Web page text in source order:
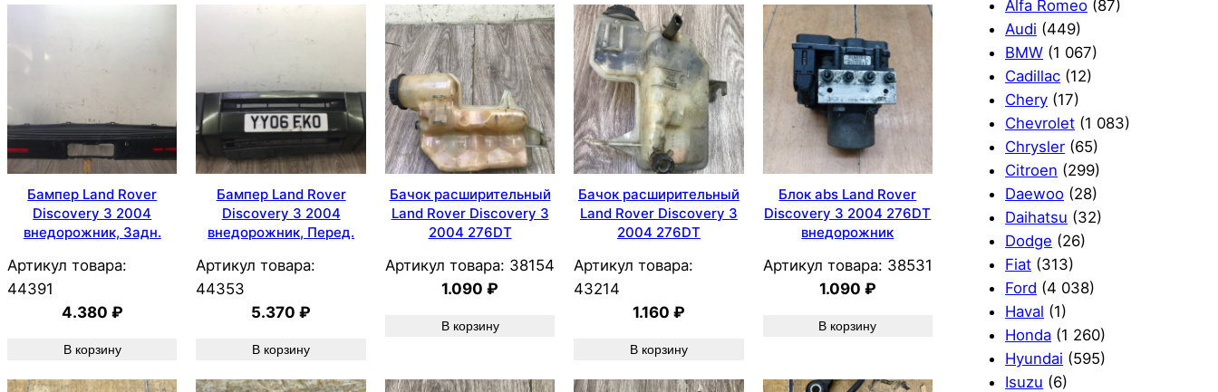
Бампер Land Rover
Discovery 3 2004
внедорожник, Задн.
Артикул товара:
44391
4.380 ₽
В корзину
Бампер Land Rover
Discovery 3 2004
внедорожник, Перед.
Артикул товара:
44353
5.370₽
В корзину
Бачок расширительный
Land Rover Discovery 3
2004 276DT
Артикул товара: 38154
1.090₽
В корзину
Бачок расширительный
Land Rover Discovery 3
2004 276DT
Артикул товара:
43214
1.160 ₽
В корзину
Блок abs Land Rover
Discovery 3 2004 276DT
внедорожник
Артикул товара: 38531
1.090 ₽
В корзину
Alfa Romeo (87)
Audi (449)
BMW (1 067)
Cadillac (12)
Chery (17)
Chevrolet (1 083)
Chrysler (65)
Citroen (299)
Daewoo (28)
Daihatsu (32)
Dodge (26)
Fiat (313)
Ford (4 038)
Haval (1)
Honda (1 260)
Hyundai (595)
Isuzu (6)